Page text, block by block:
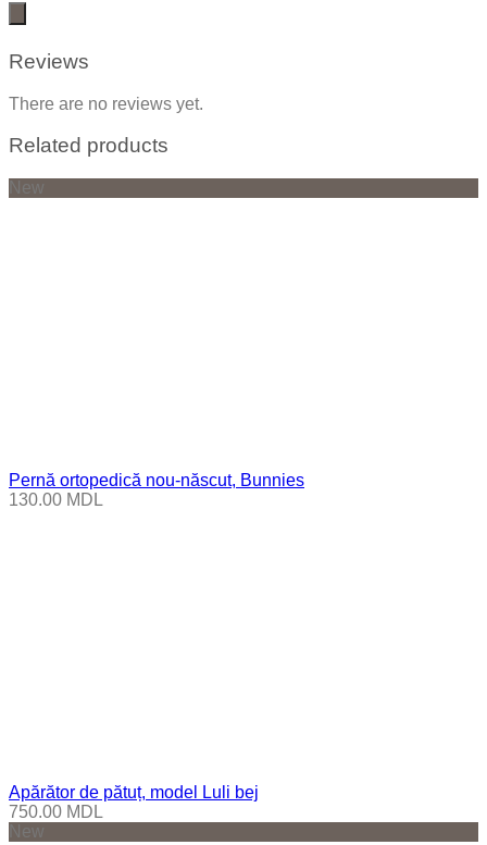
Reviews
There are no reviews yet.
Related products
New
Pernă ortopedică nou-născut, Bunnies
130.00 MDL
Apărător de pătuț, model Luli bej
750.00 MDL
New